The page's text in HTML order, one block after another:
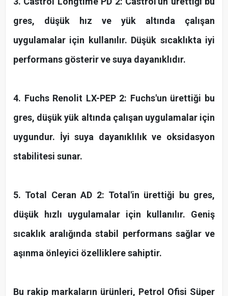
gres, düşük hız ve yük altında çalışan
uygulamalar için kullanılır. Düşük sıcaklıkta iyi
performans gösterir ve suya dayanıklıdır.
4. Fuchs Renolit LX-PEP 2: Fuchs'un ürettiği bu
gres, düşük yük altında çalışan uygulamalar için
uygundur. İyi suya dayanıklılık ve oksidasyon
stabilitesi sunar.
5. Total Ceran AD 2: Total'in ürettiği bu gres,
düşük hızlı uygulamalar için kullanılır. Geniş
sıcaklık aralığında stabil performans sağlar ve
aşınma önleyici özelliklere sahiptir.
Bu rakip markaların ürünleri, Petrol Ofisi Süper